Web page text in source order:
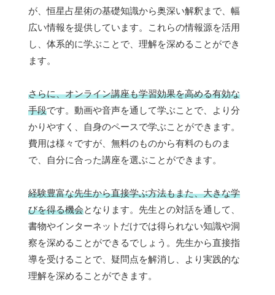
が、恒星占星術の基礎知識から奥深い解釈まで、幅
広い情報を提供しています。これらの情報源を活用
し、体系的に学ぶことで、理解を深めることができ
ます。
さらに、オンライン講座も学習効果を高める有効な
手段です。動画や音声を通して学ぶことで、より分
かりやすく、自身のペースで学ぶことができます。
費用は様々ですが、無料のものから有料のものま
で、自分に合った講座を選ぶことができます。
経験豊富な先生から直接学ぶ方法もまた、大きな学
びを得る機会となります。先生との対話を通して、
書物やインターネットだけでは得られない知識や洞
察を深めることができるでしょう。先生から直接指
導を受けることで、疑問点を解消し、より実践的な
理解を深めることができます。